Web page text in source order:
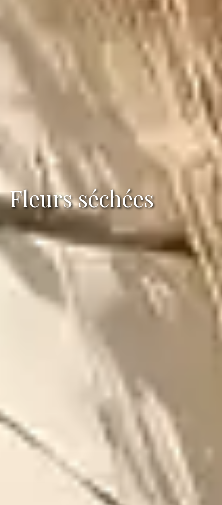
Fleurs séchées